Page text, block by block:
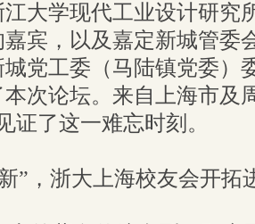
大学现代工业设计研究
宾，以及嘉定新城管委
党工委（马陆镇党委）
次论坛。来自上海市及
证了这一难忘时刻。
”，浙大上海校友会开拓